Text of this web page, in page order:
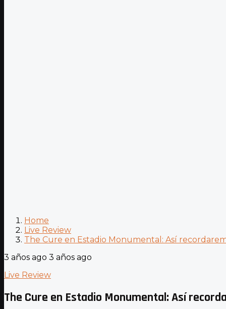
Home
Live Review
The Cure en Estadio Monumental: Así
3 años ago 3 años ago
Live Review
The Cure en Estadio Monumental: Así